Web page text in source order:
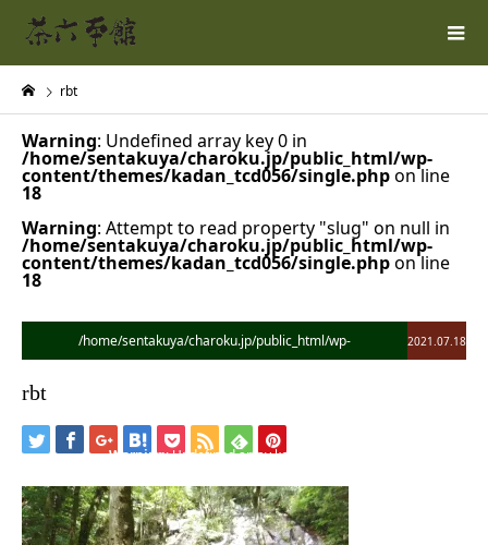
rbt
Warning: Undefined array key 0 in
/home/sentakuya/charoku.jp/public_html/wp-
content/themes/kadan_tcd056/single.phpon line
18
Warning: Attempt to read property "slug" on null in
/home/sentakuya/charoku.jp/public_html/wp-
content/themes/kadan_tcd056/single.phpon line
18
/home/sentakuya/charoku.jp/public_html/wp-
Warning: Undefined array key 0 in
/home/sentakuya/charoku.jp/public_html/wp-
content/themes/kadan_tcd056/single.phpon line
2021.07.18
rbt